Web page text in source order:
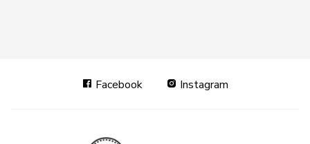
Facebook Instagram